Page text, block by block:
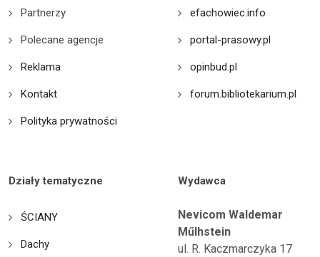
Partnerzy
Polecane agencje
Reklama
Kontakt
Polityka prywatności
efachowiec.info
portal-prasowy.pl
opinbud.pl
forum.bibliotekarium.pl
Działy tematyczne
ŚCIANY
Dachy
Wydawca
Nevicom Waldemar
Műlhstein
ul. R. Kaczmarczyka 17